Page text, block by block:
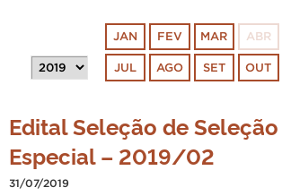
TELEFONES
JAN FEV MAR ABR
JUL AGO SET OUT
Edital Seleção de
Especial – 2019/02
31/07/2019